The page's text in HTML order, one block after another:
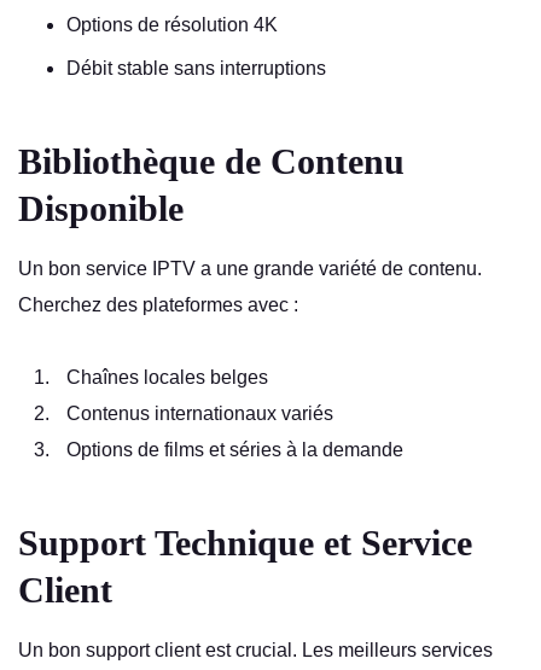
Options de résolution 4K
Débit stable sans interruptions
Bibliothèque de Contenu
Disponible
Un bon service IPTV a une grande variété de contenu.
Cherchez des plateformes avec :
Chaînes locales belges
Contenus internationaux variés
Options de films et séries à la demande
Support Technique et Service
Client
Un bon support client est crucial. Les meilleurs services